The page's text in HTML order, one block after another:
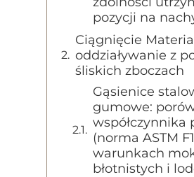
pozycji na
Ciągnięcie
oddziaływanie z
śliskich zboczach
Gąsienice
gumowe:
współczynnika
(norma ASTM
warunkach
błotnistych i